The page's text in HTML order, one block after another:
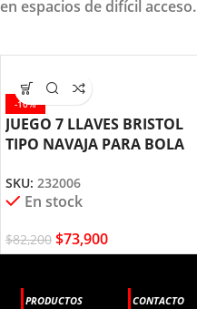
en espacios de difícil acceso.
-10%
JUEGO 7 LLAVES BRISTOL
TIPO NAVAJA PARA BOLA
232006
SKU: 232006
En stock
$82,200 $73,900
PRODUCTOS CONTACTO